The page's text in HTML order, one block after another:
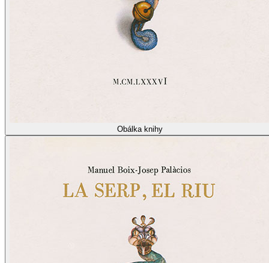
Obálka knihy